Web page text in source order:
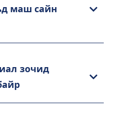
маш сайн
зочид